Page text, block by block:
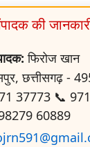
की
फिरोज खान
छत्तीसगढ़ -
37773 📞
60889